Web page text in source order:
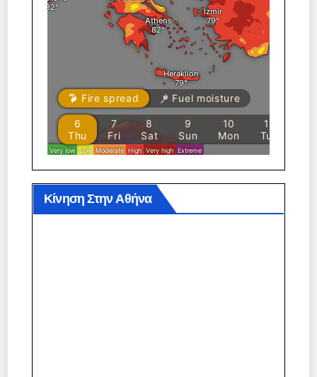
Κίνηση Στην Αθήνα